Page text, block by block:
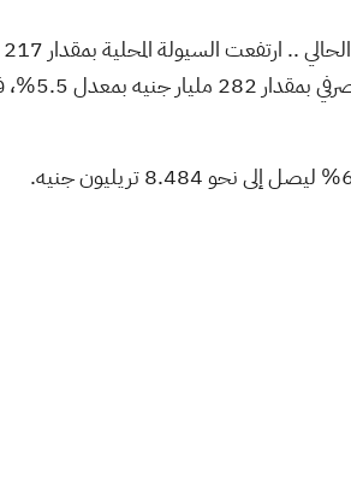
بمعدل 4.1% لتصل إلى 5.574